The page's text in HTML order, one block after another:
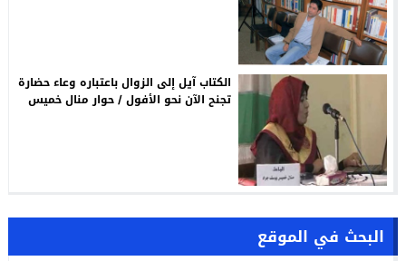
الكتاب آيل إلى الزوال باعتباره وعاء حضارة
تجنح الآن نحو الأفول / حوار منال خميس
البحث في الموقع